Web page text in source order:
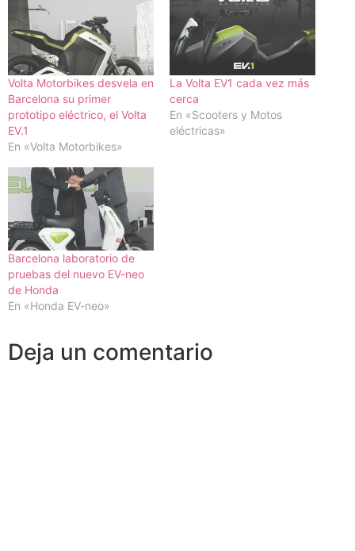
Volta Motorbikes desvela en
Barcelona su primer
prototipo eléctrico, el Volta
EV.1
En «Volta Motorbikes»
La Volta EV1 cada vez más
cerca
En «Scooters y Motos
eléctricas»
Barcelona laboratorio de
pruebas del nuevo EV-neo
de Honda
En «Honda EV-neo»
Deja un comentario